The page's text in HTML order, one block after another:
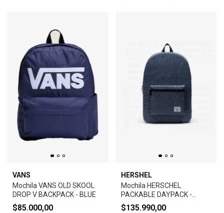
VANS
Mochila VANS OLD SKOOL
DROP V BACKPACK - BLUE
$85.000,00
HERSHEL
Mochila HERSCHEL
PACKABLE DAYPACK -
RAVEN CROSSHATCH
$135.990,00